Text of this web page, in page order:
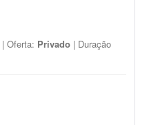
| Oferta: Privado | Duração